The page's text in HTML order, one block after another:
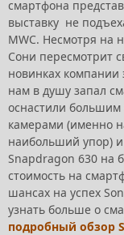
смартфона
выставку не
MWC. Несмотря на
Сони пересмотрит
новинках компании
нам в душу запал
оснастили
камерами (именно
наибольший упор)
Snapdragon 630 на
стоимость на
шансах на успех
узнать больше о
подробный обзор